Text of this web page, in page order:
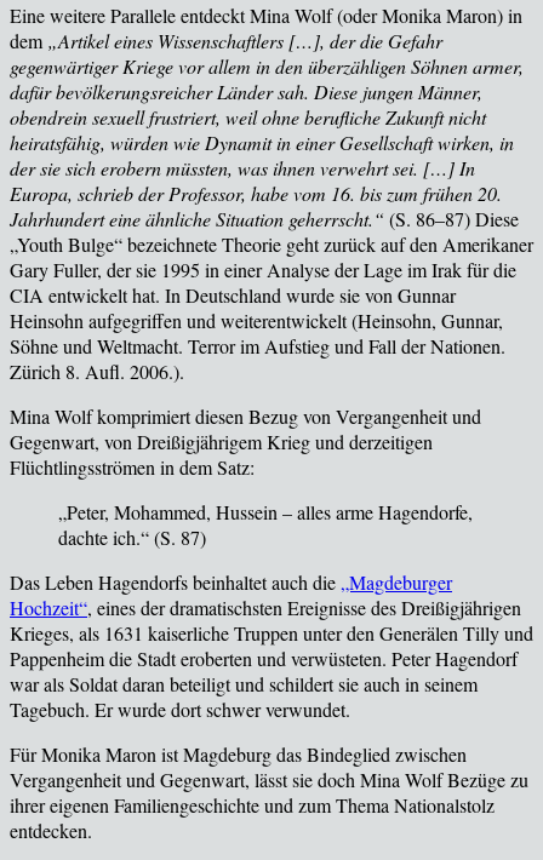
Eine weitere Parallele entdeckt Mina Wolf (oder Monika Maron) in
dem „Artikel eines Wissenschaftlers […], der die Gefahr
gegenwärtiger Kriege vor allem in den überzähligen Söhnen armer,
dafür bevölkerungsreicher Länder sah. Diese jungen Männer,
obendrein sexuell frustriert, weil ohne berufliche Zukunft nicht
heiratsfähig, würden wie Dynamit in einer Gesellschaft wirken, in
der sie sich erobern müssten, was ihnen verwehrt sei. […] In
Europa, schrieb der Professor, habe vom 16. bis zum frühen 20.
Jahrhundert eine ähnliche Situation geherrscht.“ (S. 86–87) Diese
„Youth Bulge“ bezeichnete Theorie geht zurück auf den Amerikaner
Gary Fuller, der sie 1995 in einer Analyse der Lage im Irak für die
CIA entwickelt hat. In Deutschland wurde sie von Gunnar
Heinsohn aufgegriffen und weiterentwickelt (Heinsohn, Gunnar,
Söhne und Weltmacht. Terror im Aufstieg und Fall der Nationen.
Zürich 8. Aufl. 2006.).
Mina Wolf komprimiert diesen Bezug von Vergangenheit und
Gegenwart, von Dreißigjährigem Krieg und derzeitigen
Flüchtlingsströmen in dem Satz:
„Peter, Mohammed, Hussein – alles arme Hagendorfe,
dachte ich.“ (S. 87)
Das Leben Hagendorfs beinhaltet auch die „Magdeburger
Hochzeit“, eines der dramatischsten Ereignisse des Dreißigjährigen
Krieges, als 1631 kaiserliche Truppen unter den Generälen Tilly und
Pappenheim die Stadt eroberten und verwüsteten. Peter Hagendorf
war als Soldat daran beteiligt und schildert sie auch in seinem
Tagebuch. Er wurde dort schwer verwundet.
Für Monika Maron ist Magdeburg das Bindeglied zwischen
Vergangenheit und Gegenwart, lässt sie doch Mina Wolf Bezüge zu
ihrer eigenen Familiengeschichte und zum Thema Nationalstolz
entdecken.